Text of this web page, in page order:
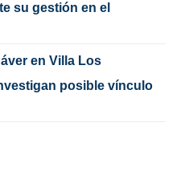
su gestión en el
en Villa Los
posible vínculo